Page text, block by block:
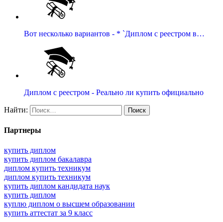
Вот несколько вариантов - * `Диплом с реестром в…
Диплом с реестром - Реально ли купить официально
Найти:
Партнеры
купить диплом
купить диплом бакалавра
диплом купить техникум
диплом купить техникум
купить диплом кандидата наук
купить диплом
куплю диплом о высшем образовании
купить аттестат за 9 класс